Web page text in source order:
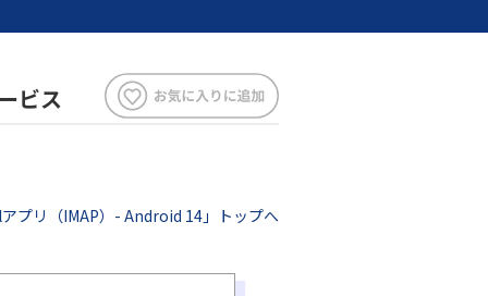
ビス
プリ（IMAP）- Android 14」トップへ